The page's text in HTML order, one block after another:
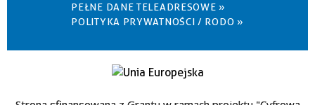
PEŁNE DANE TELEADRESOWE »
POLITYKA PRYWATNOŚCI / RODO »